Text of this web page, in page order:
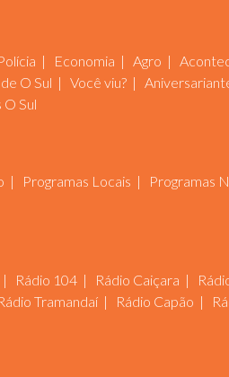
Economia Agro
O Sul Você viu?
Sul
Programas Locais
Programas
Rádio 104 Rádio Caiçara
Tramandaí Rádio Capão